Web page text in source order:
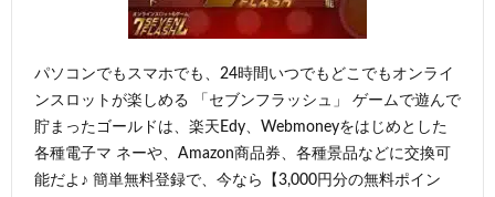
パソコンでもスマホでも、24時間いつでもどこでもオンライ
ンスロットが楽しめる 「セブンフラッシュ」 ゲームで遊んで
貯まったゴールドは、楽天Edy、Webmoneyをはじめとした
各種電子マ ネーや、Amazon商品券、各種景品などに交換可
能だよ♪ 簡単無料登録で、今なら【3,000円分の無料ポイン